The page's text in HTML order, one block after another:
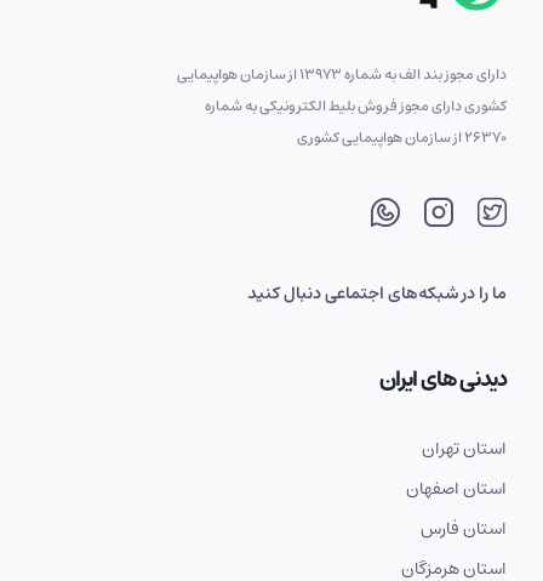
دارای مجوز بند الف به شماره 13973 از سازمان هواپیمایی
کشوری دارای مجوز فروش بلیط الکترونیکی به شماره
26370 از سازمان هواپیمایی کشوری
ما را در شبکه‌های اجتماعی دنبال کنید
دیدنی های ایران
استان تهران
استان اصفهان
استان فارس
استان هرمزگان